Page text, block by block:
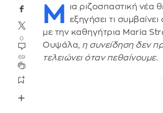
0
69
Μ
ια ριζοσπαστική νέα
εξηγήσει τι
με την καθηγήτρια Maria
Ουψάλα, η συνείδηση δεν
τελειώνει όταν πεθαίνουμε.